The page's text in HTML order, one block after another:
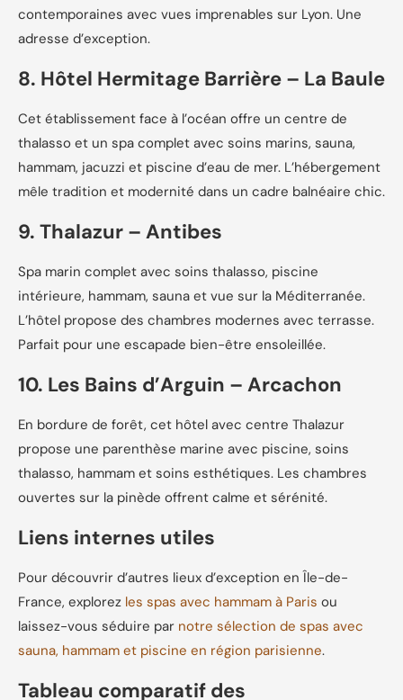
contemporaines avec vues imprenables sur Lyon. Une
adresse d’exception.
8. Hôtel Hermitage Barrière – La Baule
Cet établissement face à l’océan offre un centre de
thalasso et un spa complet avec soins marins, sauna,
hammam, jacuzzi et piscine d’eau de mer. L’hébergement
mêle tradition et modernité dans un cadre balnéaire chic.
9. Thalazur – Antibes
Spa marin complet avec soins thalasso, piscine
intérieure, hammam, sauna et vue sur la Méditerranée.
L’hôtel propose des chambres modernes avec terrasse.
Parfait pour une escapade bien-être ensoleillée.
10. Les Bains d’Arguin – Arcachon
En bordure de forêt, cet hôtel avec centre Thalazur
propose une parenthèse marine avec piscine, soins
thalasso, hammam et soins esthétiques. Les chambres
ouvertes sur la pinède offrent calme et sérénité.
Liens internes utiles
Pour découvrir d’autres lieux d’exception en Île-de-
France, explorez les spas avec hammam à Paris ou
laissez-vous séduire par notre sélection de spas avec
sauna, hammam et piscine en région parisienne.
Tableau comparatif des